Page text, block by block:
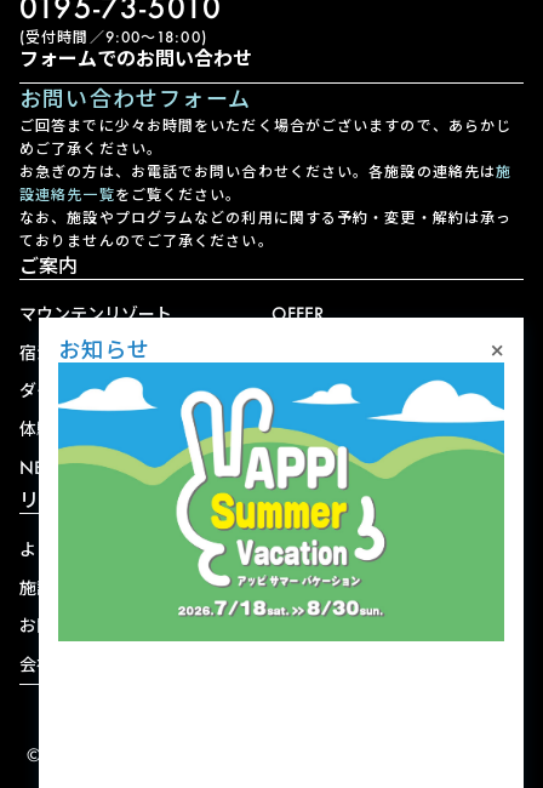
(受付時間／9:00〜18:00)
フォームでのお問い合わせ
お問い合わせフォーム
ご回答までに少々お時間をいただく場合がございますので、あらかじ
めご了承ください。
お急ぎの方は、お電話でお問い合わせください。各施設の連絡先は施
設連絡先一覧をご覧ください。
なお、施設やプログラムなどの利用に関する予約・変更・解約は承っ
ておりませんのでご了承ください。
ご案内
マウンテンリゾート
宿泊
ダイニング
体験
NEWS
OFFER
ショップ
リゾート情報
よくある質問
施設連絡先一覧
お問い合わせ
会社概要
関連施設
資料ダウンロード
© 2004-2026 株式会社岩手ホテルアンドリゾート.
お知らせ ×